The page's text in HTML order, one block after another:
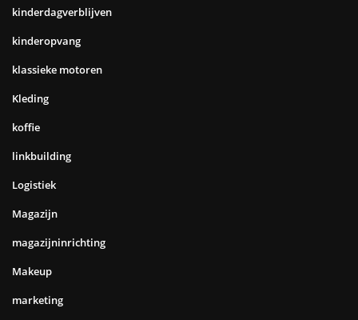
kinderdagverblijven
kinderopvang
klassieke motoren
Kleding
koffie
linkbuilding
Logistiek
Magazijn
magazijninrichting
Makeup
marketing